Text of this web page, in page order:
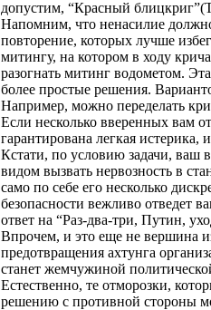
допустим, “Красный
Напомним, что ненасилие
повторение, которых лучше
митингу, на котором в ходу
разогнать митинг водометом.
более простые решения.
Например, можно переделать
Если несколько вверенных вам
гарантирована легкая
Кстати, по условию задачи, ваш
видом вызвать нервозность в
само по себе его несколько
безопасности вежливо отведет
ответ на “Раз-два-три, Путин,
Впрочем, и это еще не вершина
предотвращения ахтунга
станет жемчужиной
Естественно, те отморозки,
решению с противной стороны